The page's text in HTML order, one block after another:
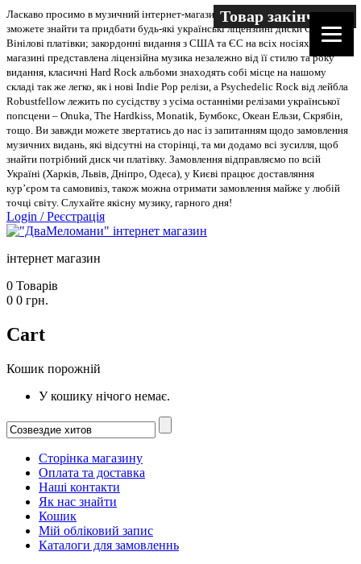
Ласкаво просимо в музичний інтернет-магазин “Два меломани”. У нас Ви
зможете знайти та придбати будь-які українські ліцензійні диски CD, DVD,
Вінілові платівки; закордонні видання з США та ЄС на всіх носіях. В
магазині представлена ліцензійна музика незалежно від її стилю та року
видання, класичні Hard Rock альбоми знаходять собі місце на нашому
складі так же легко, як і нові Indie Pop релізи, а Psychedelic Rock від лейбла
Robustfellow лежить по сусідству з усіма останніми релізами української
попсцени – Onuka, The Hardkiss, Monatik, Бумбокс, Океан Ельзи, Скрябін,
тощо. Ви завжди можете звертатись до нас із запитанням щодо замовлення
музичних видань, які відсутні на сторінці, та ми додамо всі зусилля, щоб
знайти потрібний диск чи платівку. Замовлення відправляємо по всій
Україні (Харків, Львів, Дніпро, Одеса), у Києві працює доставляння
кур’єром та самовивіз, також можна отримати замовлення майже у любій
точці світу. Слухайте якісну музику, гарного дня!
Login /Реєстрація
інтернет магазин
0 Товарів
0 0 грн.
Cart
Кошик порожній
У кошику нічого немає.
Сторінка магазину
Оплата та доставка
Наші контакти
Як нас знайти
Кошик
Мій обліковий запис
Каталоги для замовленнь
Товар закінчився
Товар закінчився
Товар закінчився
Товар закінчився
Товар закінчився
Товар закінчився
Товар закінчився
Товар закінчився
Товар закінчився
Товар закінчився
Товар закінчився
Товар закінчився
Товар закінчився
Товар закінчився